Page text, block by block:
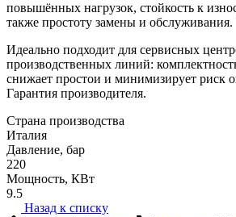
повышённых нагрузок, стойкость к
также простоту замены и обслуживания.
Идеально подходит для сервисных
производственных линий:
снижает простои и минимизирует риск
Гарантия производителя.
Страна производства
Италия
Давление, бар
220
Мощность, КВт
9.5
Назад к списку